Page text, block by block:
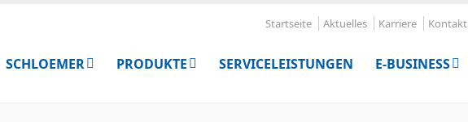
Startseite Aktuelles Karriere Kontakt
SCHLOEMER PRODUKTE SERVICELEISTUNGEN E-BUSINESS